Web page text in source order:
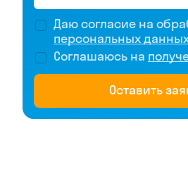
Даю согласие на
персональных
Соглашаюсь на
Оставить